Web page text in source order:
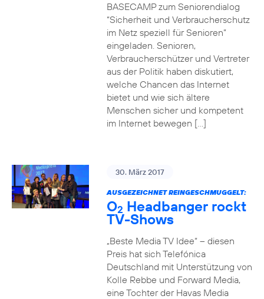
BASECAMP zum Seniorendialog
“Sicherheit und Verbraucherschutz
im Netz speziell für Senioren”
eingeladen. Senioren,
Verbraucherschützer und Vertreter
aus der Politik haben diskutiert,
welche Chancen das Internet
bietet und wie sich ältere
Menschen sicher und kompetent
im Internet bewegen […]
30. März 2017
AUSGEZEICHNET REINGESCHMUGGELT:
O2 Headbanger rockt
TV-Shows
„Beste Media TV Idee“ – diesen
Preis hat sich Telefónica
Deutschland mit Unterstützung von
Kolle Rebbe und Forward Media,
eine Tochter der Havas Media